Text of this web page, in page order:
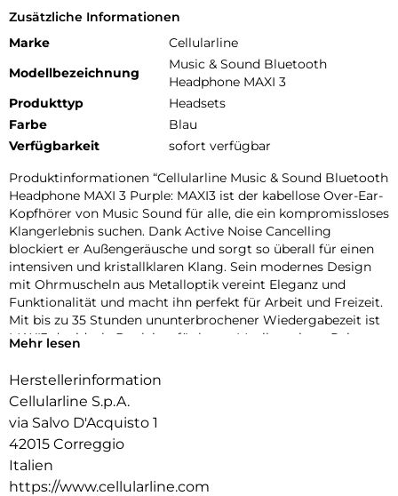
Zusätzliche Informationen
Marke
Cellularline
Modellbezeichnung
Music & Sound Bluetooth
Headphone MAXI 3
Produkttyp
Headsets
Farbe
Blau
Verfügbarkeit
sofort verfügbar
Produktinformationen “Cellularline Music & Sound Bluetooth
Headphone MAXI 3 Purple: MAXI3 ist der kabellose Over-Ear-
Kopfhörer von Music Sound für alle, die ein kompromissloses
Klangerlebnis suchen. Dank Active Noise Cancelling
blockiert er Außengeräusche und sorgt so überall für einen
intensiven und kristallklaren Klang. Sein modernes Design
mit Ohrmuscheln aus Metalloptik vereint Eleganz und
Funktionalität und macht ihn perfekt für Arbeit und Freizeit.
Mit bis zu 35 Stunden ununterbrochener Wiedergabezeit ist
MAXI3 der ideale Begleiter für lange Musiksessions, Reisen
Ohrmuscheln und der weich gepolsterte Kopfbügel sorgen
mit allen Bluetooth-Geräten kompatibel und wird mit USB-
C- und 3,5-mm-Klinkenkabeln für kabelgebundene
Verbindungen geliefert. MAXI3 ist die clevere Wahl für alle,
die Premium-Qualität zu einem erschwinglichen Preis
suchen.
Mehr lesen
Herstellerinformation
Cellularline S.p.A.
via Salvo D'Acquisto 1
42015 Correggio
Italien
https://www.cellularline.com